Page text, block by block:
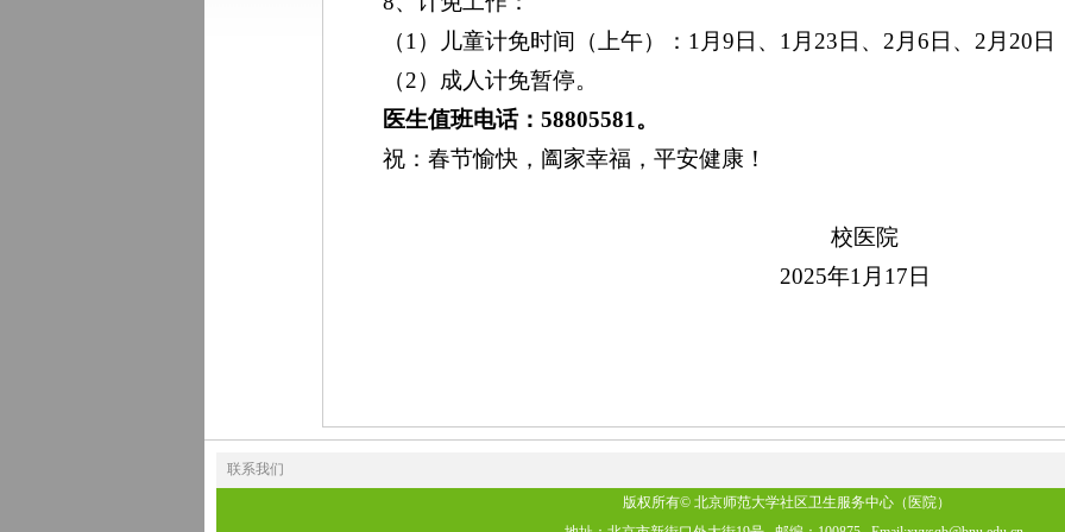
（1）儿童计免时间（上午）：1月9日、1月23日、2月6日、2月20日
（2）成人计免暂停。
医生值班电话：58805581。
祝：春节愉快，阖家幸福，平安健康！
校医院
2025年1月17日
联系我们
版权所有© 北京师范大学社区卫生服务中心（医院）